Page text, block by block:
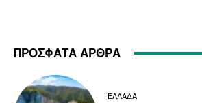
ΠΡΟΣΦΑΤΑ ΑΡΘΡΑ
ΕΛΛΑΔΑ